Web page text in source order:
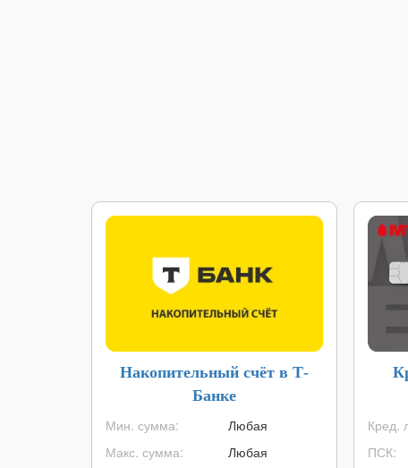
Накопительный счёт в Т-
Банке
Мин. сумма:
Макс. сумма:
Любая
Любая
Кред.
ПСК: